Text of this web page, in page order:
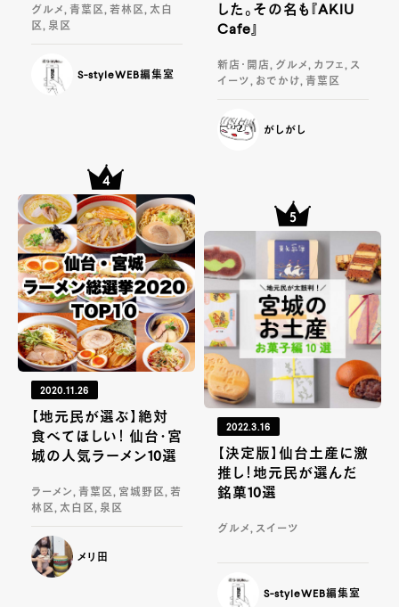
グルメ, 青葉区, 若林区, 太白
区, 泉区
S-styleWEB編集室
した。その名も『AKIU
Cafe』
新店・開店, グルメ, カフェ, ス
イーツ, おでかけ, 青葉区
がしがし
2020.11.26
【地元民が選ぶ】絶対
食べてほしい！ 仙台・宮
城の人気ラーメン10選
ラーメン, 青葉区, 宮城野区, 若
林区, 太白区, 泉区
メリ田
2022.3.16
【決定版】仙台土産に激
推し！地元民が選んだ
銘菓10選
グルメ, スイーツ
S-styleWEB編集室